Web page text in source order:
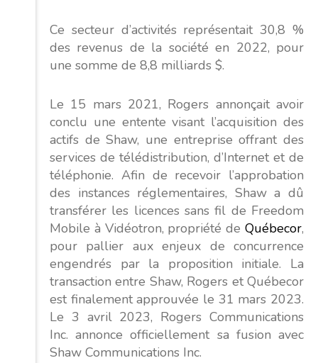
Ce secteur d’activités représentait 30,8 %
des revenus de la société en 2022, pour
une somme de 8,8 milliards $.
Le 15 mars 2021, Rogers annonçait avoir
conclu une entente visant l’acquisition des
actifs de Shaw, une entreprise offrant des
services de télédistribution, d’Internet et de
téléphonie. Afin de recevoir l’approbation
des instances réglementaires, Shaw a dû
transférer les licences sans fil de Freedom
Mobile à Vidéotron, propriété de Québecor,
pour pallier aux enjeux de concurrence
engendrés par la proposition initiale. La
transaction entre Shaw, Rogers et Québecor
est finalement approuvée le 31 mars 2023.
Le 3 avril 2023, Rogers Communications
Inc. annonce officiellement sa fusion avec
Shaw Communications Inc.